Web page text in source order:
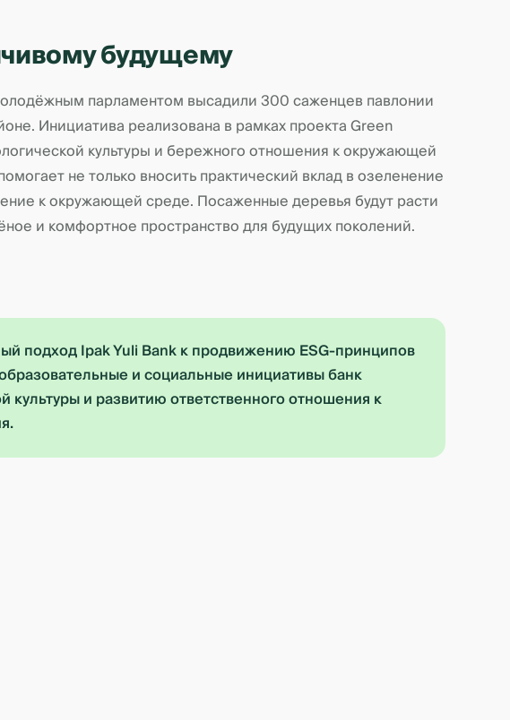
будущему
парламентом высадили 300 саженцев павлонии
Инициатива реализована в рамках проекта Green
культуры и бережного отношения к окружающей
не только вносить практический вклад в озеленение
к окружающей среде. Посаженные деревья будут расти
и комфортное пространство для будущих поколений.
подход Ipak Yuli Bank к продвижению ESG-принципов
и социальные инициативы банк
и развитию ответственного отношения к